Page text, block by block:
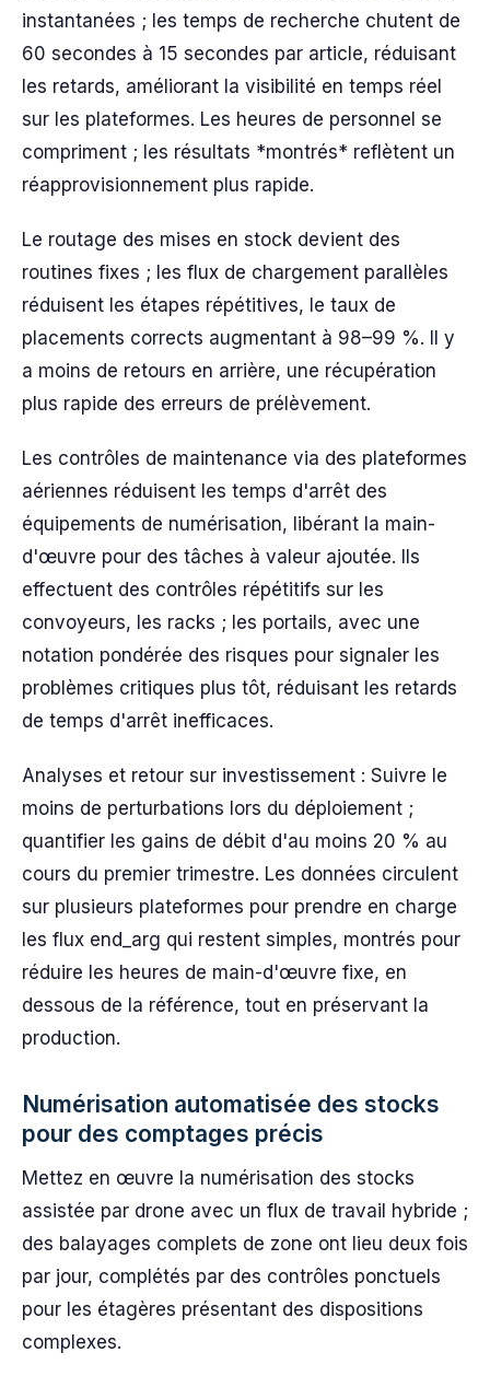
instantanées ; les temps de recherche chutent de
60 secondes à 15 secondes par article, réduisant
les retards, améliorant la visibilité en temps réel
sur les plateformes. Les heures de personnel se
compriment ; les résultats *montrés* reflètent un
réapprovisionnement plus rapide.
Le routage des mises en stock devient des
routines fixes ; les flux de chargement parallèles
réduisent les étapes répétitives, le taux de
placements corrects augmentant à 98–99 %. Il y
a moins de retours en arrière, une récupération
plus rapide des erreurs de prélèvement.
Les contrôles de maintenance via des plateformes
aériennes réduisent les temps d'arrêt des
équipements de numérisation, libérant la main-
d'œuvre pour des tâches à valeur ajoutée. Ils
effectuent des contrôles répétitifs sur les
convoyeurs, les racks ; les portails, avec une
notation pondérée des risques pour signaler les
problèmes critiques plus tôt, réduisant les retards
de temps d'arrêt inefficaces.
Analyses et retour sur investissement : Suivre le
moins de perturbations lors du déploiement ;
quantifier les gains de débit d'au moins 20 % au
cours du premier trimestre. Les données circulent
sur plusieurs plateformes pour prendre en charge
les flux end_arg qui restent simples, montrés pour
réduire les heures de main-d'œuvre fixe, en
dessous de la référence, tout en préservant la
production.
Numérisation automatisée des stocks
pour des comptages précis
Mettez en œuvre la numérisation des stocks
assistée par drone avec un flux de travail hybride ;
des balayages complets de zone ont lieu deux fois
par jour, complétés par des contrôles ponctuels
pour les étagères présentant des dispositions
complexes.